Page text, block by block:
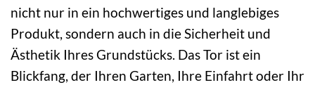
nicht nur in ein hochwertiges und langlebiges
Produkt, sondern auch in die Sicherheit und
Ästhetik Ihres Grundstücks. Das Tor ist ein
Blickfang, der Ihren Garten, Ihre Einfahrt oder Ihr